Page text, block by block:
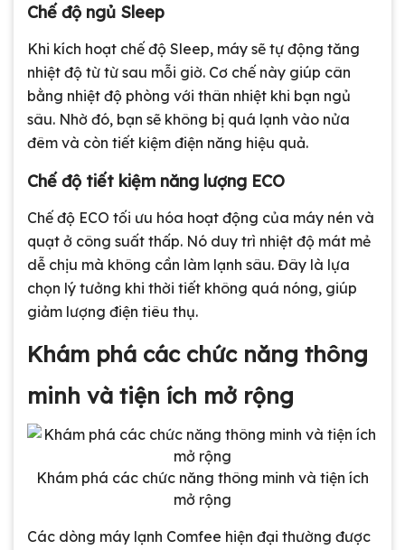
Chế độ ngủ Sleep
Khi kích hoạt chế độ Sleep, máy sẽ tự động tăng
nhiệt độ từ từ sau mỗi giờ. Cơ chế này giúp cân
bằng nhiệt độ phòng với thân nhiệt khi bạn ngủ
sâu. Nhờ đó, bạn sẽ không bị quá lạnh vào nửa
đêm và còn tiết kiệm điện năng hiệu quả.
Chế độ tiết kiệm năng lượng ECO
Chế độ ECO tối ưu hóa hoạt động của máy nén và
quạt ở công suất thấp. Nó duy trì nhiệt độ mát mẻ
dễ chịu mà không cần làm lạnh sâu. Đây là lựa
chọn lý tưởng khi thời tiết không quá nóng, giúp
giảm lượng điện tiêu thụ.
Khám phá các chức năng thông
minh và tiện ích mở rộng
Khám phá các chức năng thông minh và tiện ích
mở rộng
Các dòng máy lạnh Comfee hiện đại thường được